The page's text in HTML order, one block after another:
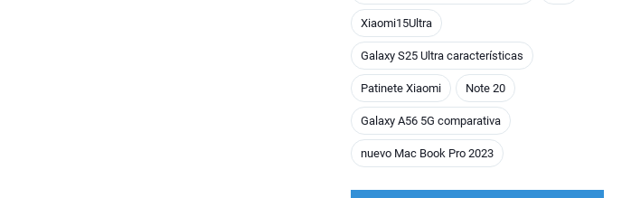
Xiaomi15Ultra
Galaxy S25 Ultra características
Patinete Xiaomi Note 20
Galaxy A56 5G comparativa
nuevo Mac Book Pro 2023